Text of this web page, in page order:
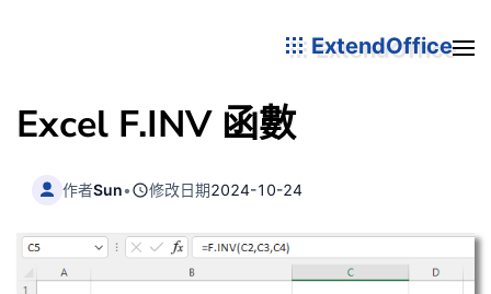
ExtendOffice
Excel F.INV 函數
作者Sun• 修改日期2024-10-24